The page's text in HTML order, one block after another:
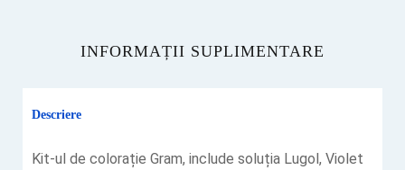
INFORMAȚII SUPLIMENTARE
Descriere
‎Kit-ul de colorație Gram, include soluția Lugol, Violet